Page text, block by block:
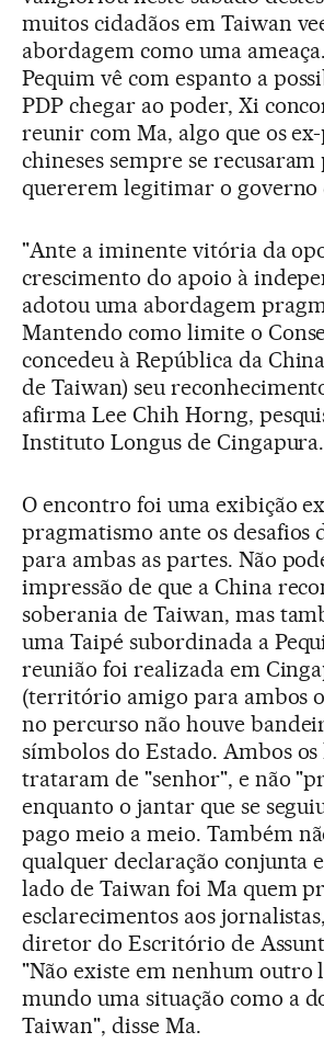
muitos cidadãos em Taiwan
abordagem como uma
Pequim vê com espanto a
PDP chegar ao poder, Xi
reunir com Ma, algo que os
chineses sempre se
quererem legitimar o governo
"Ante a iminente vitória da
crescimento do apoio à
adotou uma abordagem
Mantendo como limite o
concedeu à República da
de Taiwan) seu
afirma Lee Chih Horng,
Instituto Longus de Cingapura.
O encontro foi uma exibição
pragmatismo ante os desafios
para ambas as partes. Não
impressão de que a China
soberania de Taiwan, mas
uma Taipé subordinada a
reunião foi realizada em
(território amigo para ambos
no percurso não houve
símbolos do Estado. Ambos os
trataram de "senhor", e não
enquanto o jantar que se
pago meio a meio. Também
qualquer declaração conjunta
lado de Taiwan foi Ma quem
esclarecimentos aos
diretor do Escritório de
"Não existe em nenhum outro
mundo uma situação como a
Taiwan", disse Ma.